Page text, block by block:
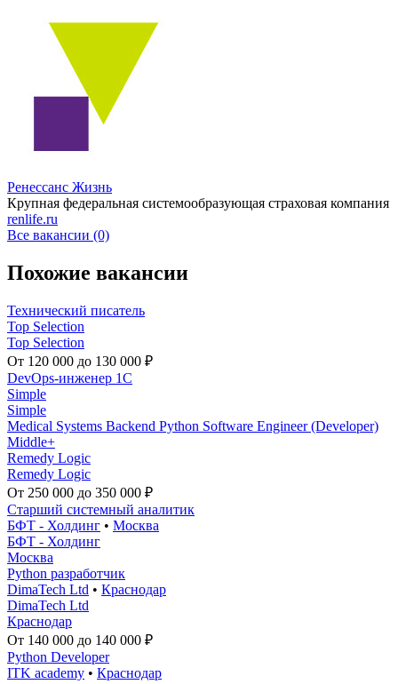
Ренессанс Жизнь
Крупная федеральная системообразующая страховая компания
renlife.ru
Все вакансии (0)
Похожие вакансии
Технический писатель
Top Selection
Top Selection
От 120 000 до 130 000 ₽
DevOps-инженер 1C
Simple
Simple
Medical Systems Backend Python Software Engineer (Developer)
Middle+
Remedy Logic
Remedy Logic
От 250 000 до 350 000 ₽
Старший системный аналитик
БФТ - Холдинг • Москва
БФТ - Холдинг
Москва
Python разработчик
DimaTech Ltd • Краснодар
DimaTech Ltd
Краснодар
От 140 000 до 140 000 ₽
Python Developer
ITK academy • Краснодар